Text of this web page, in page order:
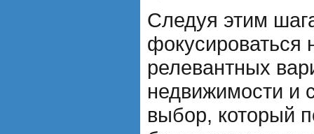
Следуя этим
фокусироваться
релевантных
недвижимости и
выбор, который